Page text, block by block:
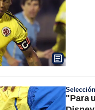
"Para